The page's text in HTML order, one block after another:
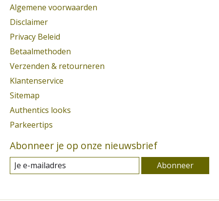
Algemene voorwaarden
Disclaimer
Privacy Beleid
Betaalmethoden
Verzenden & retourneren
Klantenservice
Sitemap
Authentics looks
Parkeertips
Abonneer je op onze nieuwsbrief
Abonneer